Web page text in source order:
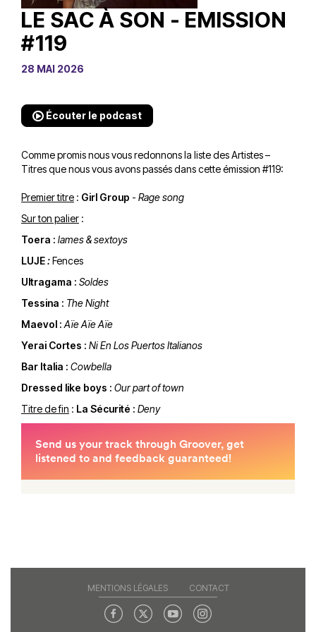
LE SAC À SON - EMISSION
#119
28 MAI 2026
Écouter le podcast
Comme promis nous vous redonnons la liste des Artistes –
Titres que nous vous avons passés dans cette émission #119:
Premier titre : Girl Group - Rage song
Sur ton palier :
Toera : lames & sextoys
LUJE:Fences
Ultragama : Soldes
Tessina : The Night
Maevol : Aïe Aïe Aïe
Yerai Cortes : Ni En Los Puertos Italianos
Bar Italia : Cowbella
Dressed like boys : Our part of town
Titre de fin : La Sécurité : Deny
MENTIONS LÉGALES CONTACT